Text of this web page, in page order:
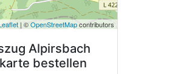
| ©OpenStreetMapcontributors
Alpirsbach
bestellen